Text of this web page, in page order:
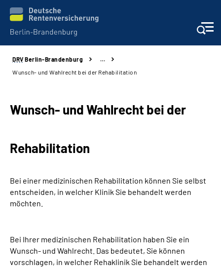
Aktuelles
Presse
Online-Services
Leichte Sprache
DRV Berlin-Brandenburg
…
Wunsch- und Wahlrecht bei der Rehabilitation
Wunsch- und Wahlrecht bei der
Rehabilitation
Bei einer medizinischen Rehabilitation können Sie selbst
entscheiden, in welcher Klinik Sie behandelt werden
möchten.
Bei Ihrer medizinischen Rehabilitation haben Sie ein
Wunsch- und Wahlrecht. Das bedeutet, Sie können
vorschlagen, in welcher Rehaklinik Sie behandelt werden